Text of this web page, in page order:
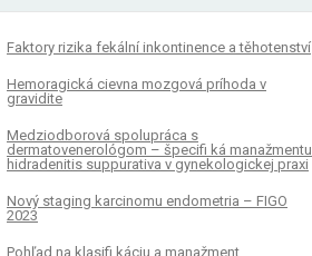
Faktory rizika fekální inkontinence a těhotenství
Hemoragická cievna mozgová príhoda v
gravidite
Medziodborová spolupráca s
dermatovenerológom – špecifi ká manažmentu
hidradenitis suppurativa v gynekologickej praxi
Nový staging karcinomu endometria – FIGO
2023
Pohľad na klasifi káciu a manažment